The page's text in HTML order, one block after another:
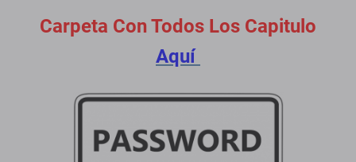
Carpeta Con Todos Los Capitulo
Aquí